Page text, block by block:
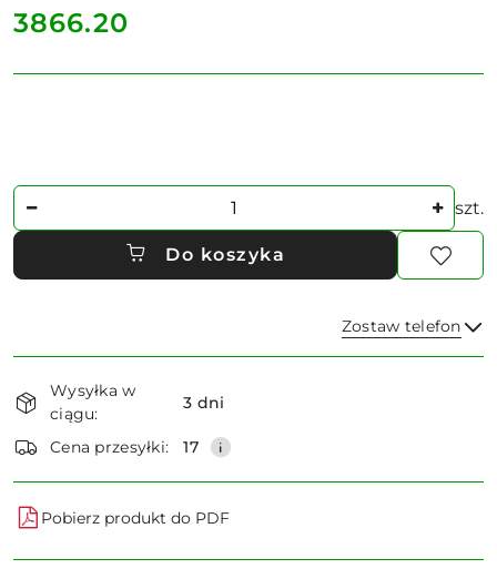
cena:
3866.20
Ilość szt.
Do koszyka
Zostaw telefon
i
dostawa
Wysyłka w
ciągu:
3 dni
Cena przesyłki: 17
Pobierz produkt do PDF